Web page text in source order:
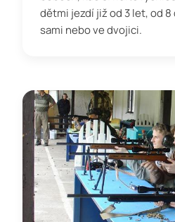
dětmi jezdí již od 3 let, od
sami nebo ve dvojici.